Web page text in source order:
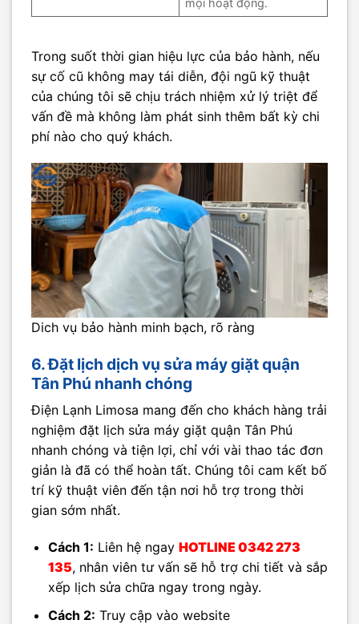
Trong suốt thời gian hiệu lực của bảo hành, nếu
sự cố cũ không may tái diễn, đội ngũ kỹ thuật
của chúng tôi sẽ chịu trách nhiệm xử lý triệt để
vấn đề mà không làm phát sinh thêm bất kỳ chi
phí nào cho quý khách.
Dich vụ bảo hành minh bạch, rõ ràng
6. Đặt lịch dịch vụ sửa máy giặt quận
Tân Phú nhanh chóng
Điện Lạnh Limosa mang đến cho khách hàng trải
nghiệm đặt lịch sửa máy giặt quận Tân Phú
nhanh chóng và tiện lợi, chỉ với vài thao tác đơn
giản là đã có thể hoàn tất. Chúng tôi cam kết bố
trí kỹ thuật viên đến tận nơi hỗ trợ trong thời
gian sớm nhất.
Cách 1: Liên hệ ngay HOTLINE 0342 273
135, nhân viên tư vấn sẽ hỗ trợ chi tiết và sắp
xếp lịch sửa chữa ngay trong ngày.
Cách 2: Truy cập vào website